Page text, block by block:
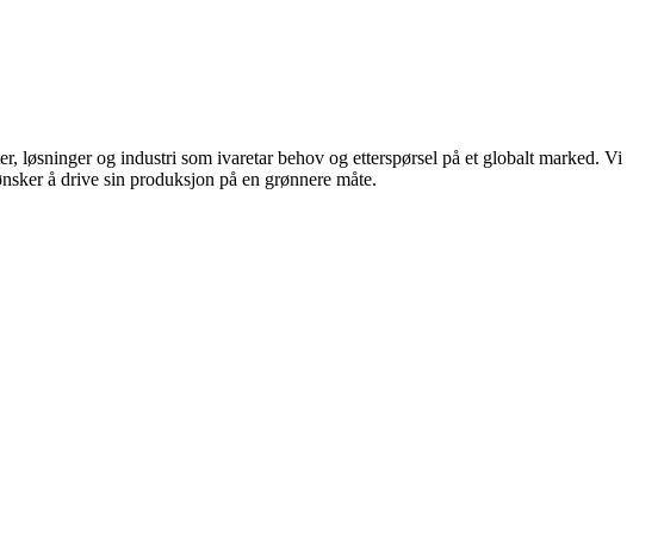
løsninger og industri som ivaretar behov og etterspørsel på et globalt marked. Vi
å drive sin produksjon på en grønnere måte.